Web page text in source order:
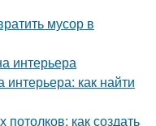
мусор в
интерьера
как найти
как создать